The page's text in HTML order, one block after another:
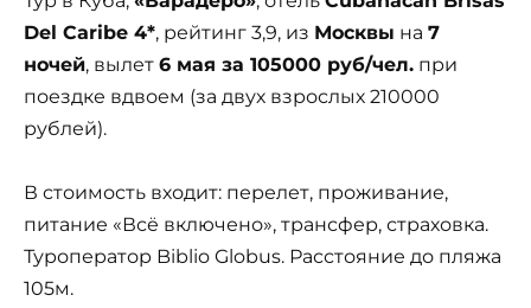
Del Caribe 4*, рейтинг 3,9, из Москвы на 7
ночей, вылет 6 мая за 105000 руб/чел. при
поездке вдвоем (за двух взрослых 210000
рублей).
В стоимость входит: перелет, проживание,
питание «Всё включено», трансфер, страховка.
Туроператор Biblio Globus. Расстояние до пляжа
105м.